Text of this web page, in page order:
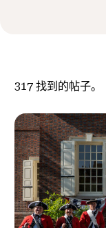
参与其中
317 找到的帖子。